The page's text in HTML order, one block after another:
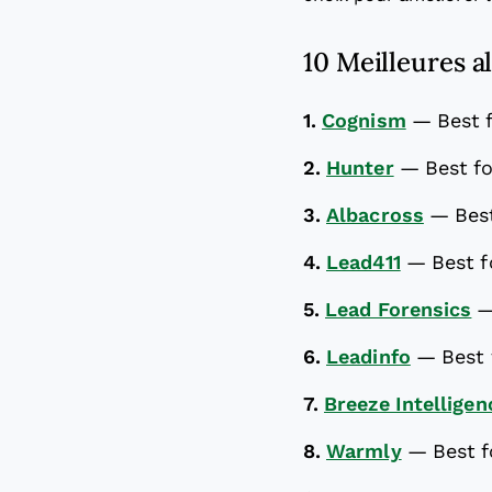
10 Meilleures
1. Cognism — Best
2. Hunter — Best
3. Albacross —
4. Lead411 — Best
5. Lead Forensics
6. Leadinfo —
7. Breeze
8. Warmly — Best